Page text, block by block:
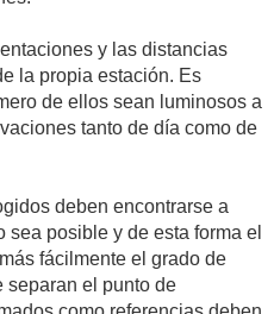
y las distancias
la propia estación. Es
de ellos sean luminosos a
tanto de día como de
deben encontrarse a
posible y de esta forma el
fácilmente el grado de
separan el punto de